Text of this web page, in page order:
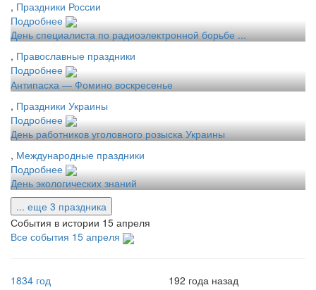
, Праздники России
Подробнее
День специалиста по радиоэлектронной борьбе ...
, Православные праздники
Подробнее
Антипасха — Фомино воскресенье
, Праздники Украины
Подробнее
День работников уголовного розыска Украины
, Международные праздники
Подробнее
День экологических знаний
... еще 3 праздника
События в истории 15 апреля
Все события 15 апреля
1834 год
192 года назад